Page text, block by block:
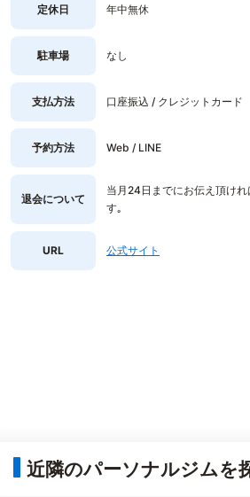
定休日 年中無休
駐車場 なし
支払方法 口座振込 / クレジットカード
予約方法 Web / LINE
退会について
当月24日までにお伝え頂け
す｡
URL 公式サイト
近隣のパーソナルジムを